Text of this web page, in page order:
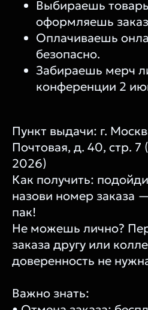
Выбираешь
оформляешь
Оплачиваешь
безопасно.
Забираешь мерч
конференции 2
Пункт выдачи: г.
Почтовая, д. 40, стр.
2026)
Как получить:
назови номер заказа
пак!
Не можешь лично?
заказа другу или
доверенность не
Важно знать: